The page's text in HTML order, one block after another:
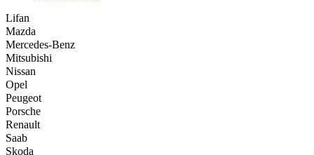
Lifan
Mazda
Mercedes-Benz
Mitsubishi
Nissan
Opel
Peugeot
Porsche
Renault
Saab
Skoda